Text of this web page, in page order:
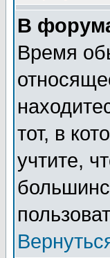
В
Время
тот, в
учтите,